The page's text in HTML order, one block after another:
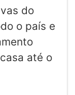
do
o país e
até o